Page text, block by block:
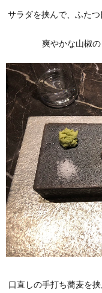
サラダを挟んで、ふた
爽やかな山椒
口直しの手打ち蕎麦を